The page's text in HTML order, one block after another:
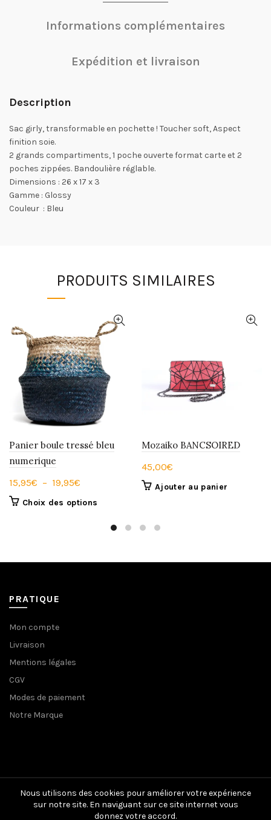
Informations complémentaires
Expédition et livraison
Description
Sac girly, transformable en pochette ! Toucher soft, Aspect
finition soie.
2 grands compartiments, 1 poche ouverte format carte et 2
poches zippées. Bandoulière réglable.
Dimensions : 26 x 17 x 3
Gamme : Glossy
Couleur : Bleu
PRODUITS SIMILAIRES
Panier boule tressé bleu
numerique
15,95€ – 19,95€
de
Choix des options
Mozaiko BANCSOIRED
45,00€
Ajouter au panier
PRATIQUE
Mon compte
Livraison
Mentions légales
CGV
Modes de paiement
Notre Marque
Nous utilisons des cookies pour améliorer votre expérience
sur notre site. En naviguant sur ce site internet vous
donnez votre accord.